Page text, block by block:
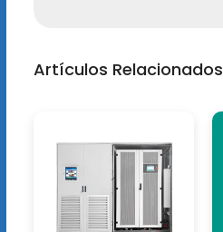
Artículos Relacionados